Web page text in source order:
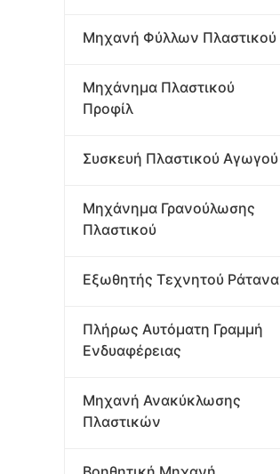
Μηχανή Φύλλων Πλαστικού
Μηχάνημα Πλαστικού
Προφίλ
Συσκευή Πλαστικού Αγωγού
Μηχάνημα Γρανούλωσης
Πλαστικού
Εξωθητής Τεχνητού Ράτανα
Πλήρως Αυτόματη Γραμμή
Ενδυαφέρειας
Μηχανή Ανακύκλωσης
Πλαστικών